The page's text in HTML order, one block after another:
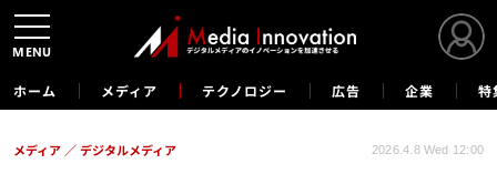
ホーム メディア テクノロジー 広告 企業 特
メディア デジタルメディア 2026.4.8 Wed 12:00
MENU